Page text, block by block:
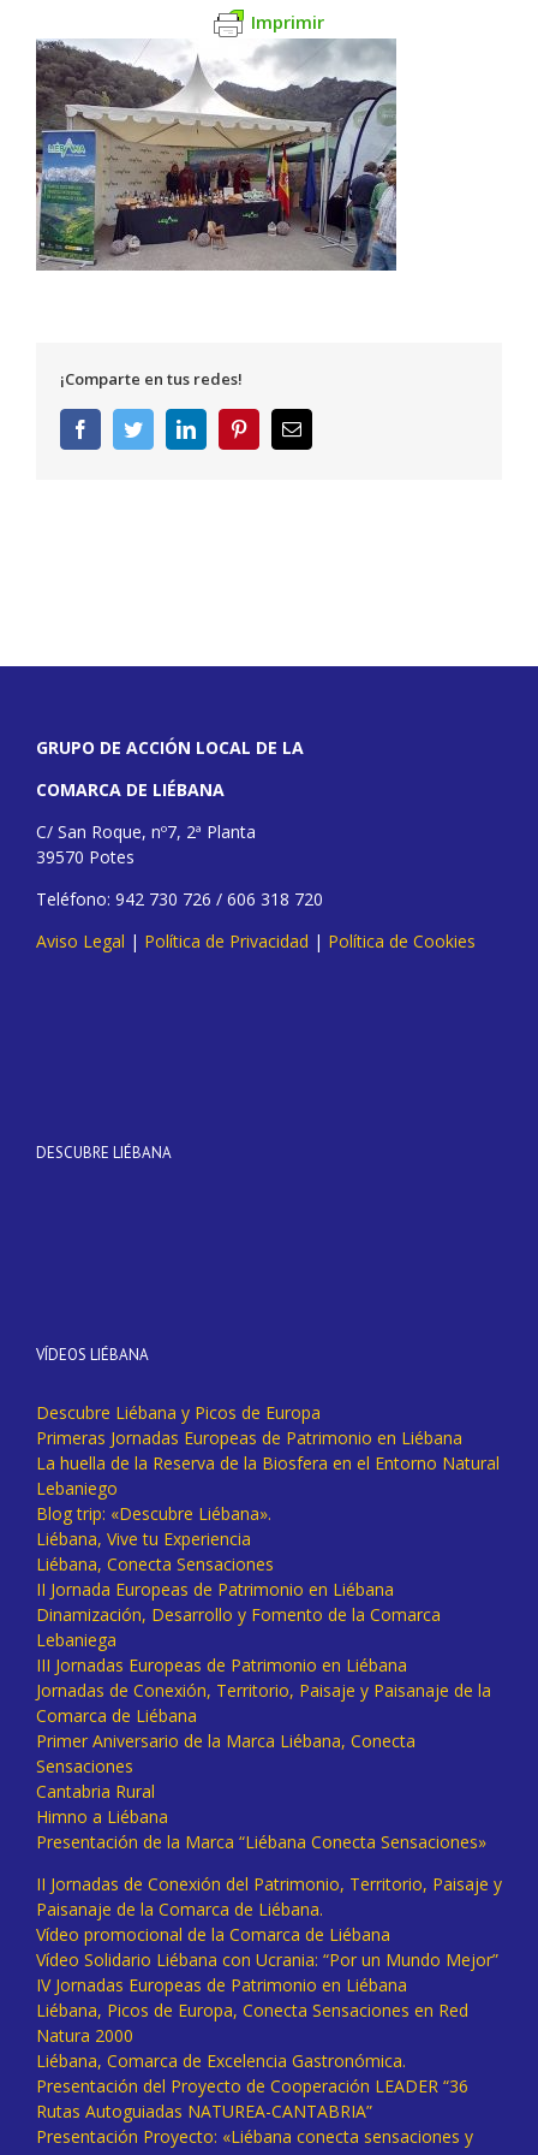
Imprimir
¡Comparte en tus redes!
FacebookTwitterLinkedInPinterestCorreo
electrónico
GRUPO DE ACCIÓN LOCAL DE LA
COMARCA DE LIÉBANA
C/ San Roque, nº7, 2ª Planta
39570 Potes
Teléfono: 942 730 726 / 606 318 720
Aviso Legal | Política de Privacidad | Política de Cookies
DESCUBRE LIÉBANA
VÍDEOS LIÉBANA
Descubre Liébana y Picos de Europa
Primeras Jornadas Europeas de Patrimonio en Liébana
La huella de la Reserva de la Biosfera en el Entorno Natural
Lebaniego
Blog trip: «Descubre Liébana».
Liébana, Vive tu Experiencia
Liébana, Conecta Sensaciones
II Jornada Europeas de Patrimonio en Liébana
Dinamización, Desarrollo y Fomento de la Comarca
Lebaniega
III Jornadas Europeas de Patrimonio en Liébana
Jornadas de Conexión, Territorio, Paisaje y Paisanaje de la
Comarca de Liébana
Primer Aniversario de la Marca Liébana, Conecta
Sensaciones
Cantabria Rural
Himno a Liébana
Presentación de la Marca “Liébana Conecta Sensaciones»
II Jornadas de Conexión del Patrimonio, Territorio, Paisaje y
Paisanaje de la Comarca de Liébana.
Vídeo promocional de la Comarca de Liébana
Vídeo Solidario Liébana con Ucrania: “Por un Mundo Mejor”
IV Jornadas Europeas de Patrimonio en Liébana
Liébana, Picos de Europa, Conecta Sensaciones en Red
Natura 2000
Liébana, Comarca de Excelencia Gastronómica.
Presentación del Proyecto de Cooperación LEADER “36
Rutas Autoguiadas NATUREA-CANTABRIA”
Presentación Proyecto: «Liébana conecta sensaciones y